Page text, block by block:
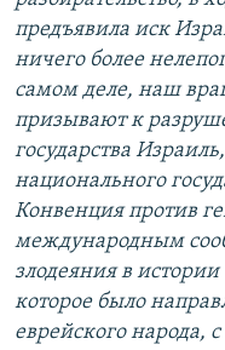
предъявила иск
ничего более
самом деле, наш
призывают к
государства
национального
Конвенция против
международным
злодеяния в истории
которое было
еврейского народа,